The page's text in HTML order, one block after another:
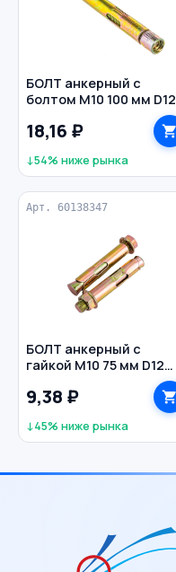
БОЛТ анкерный с
болтом M10 100 мм D12
18,16 ₽
↓54% ниже рынка
Арт. 60138347
БОЛТ анкерный с
гайкой M10 75 мм D12
9,38 ₽
↓45% ниже рынка